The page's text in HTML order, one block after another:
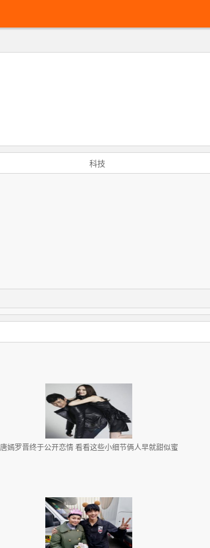
科技
唐嫣罗晋终于公开恋情 看看这些小细节俩人早就甜似蜜